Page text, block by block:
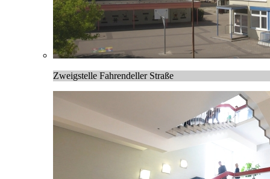
Zweigstelle Fahrendeller Straße